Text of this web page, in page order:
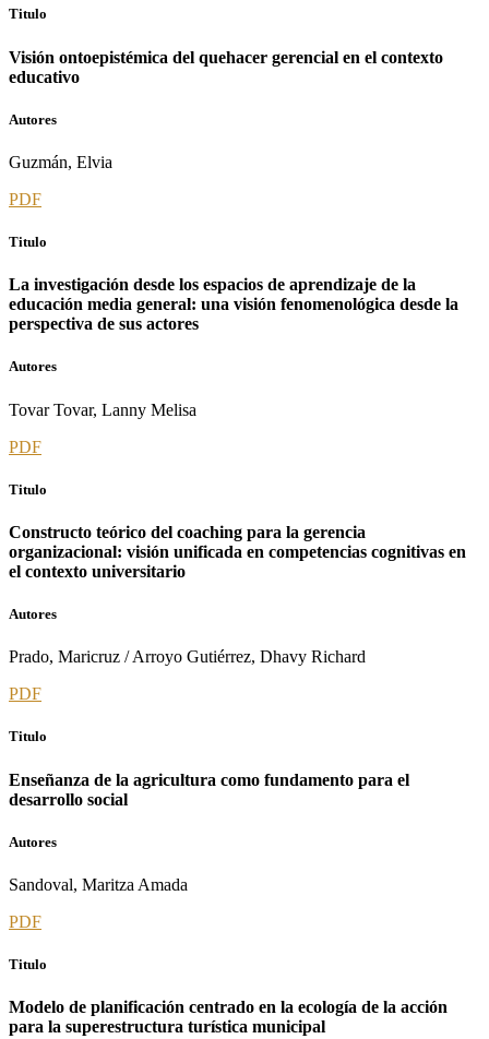
Titulo
Visión ontoepistémica del quehacer gerencial en el contexto
educativo
Autores
Guzmán, Elvia
PDF
Titulo
La investigación desde los espacios de aprendizaje de la
educación media general: una visión fenomenológica desde la
perspectiva de sus actores
Autores
Tovar Tovar, Lanny Melisa
PDF
Titulo
Constructo teórico del coaching para la gerencia
organizacional: visión unificada en competencias cognitivas en
el contexto universitario
Autores
Prado, Maricruz / Arroyo Gutiérrez, Dhavy Richard
PDF
Titulo
Enseñanza de la agricultura como fundamento para el
desarrollo social
Autores
Sandoval, Maritza Amada
PDF
Titulo
Modelo de planificación centrado en la ecología de la acción
para la superestructura turística municipal